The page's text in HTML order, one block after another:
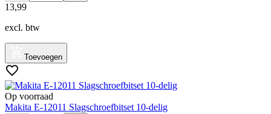
13,99
excl. btw
Toevoegen
Op voorraad
Makita E-12011 Slagschroefbitset 10-delig